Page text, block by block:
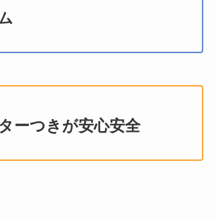
ーつきが安心安全